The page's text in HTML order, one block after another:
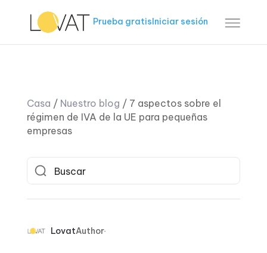
Prueba gratisIniciar sesión
Casa / Nuestro blog / 7 aspectos sobre el
régimen de IVA de la UE para pequeñas
empresas
LovatAuthor